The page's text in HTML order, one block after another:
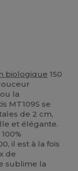
biologique 150
la
MT109S se
de 2 cm,
et élégante.
il est à la fois
de
sublime la